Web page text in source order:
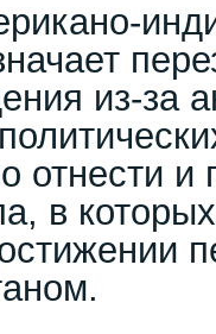
из-за
отнести и
в